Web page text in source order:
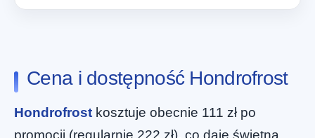
Cena i dostępność Hondrofrost
Hondrofrost kosztuje obecnie 111 zł po
promocji (regularnie 222 zł), co daje świetną